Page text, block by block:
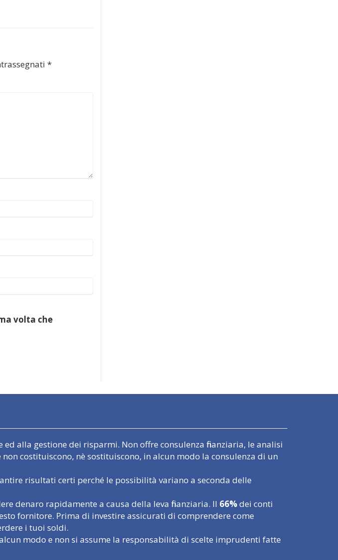
*
volta che
alla gestione dei risparmi. Non offre consulenza finanziaria, le analisi
costituiscono, nè sostituiscono, in alcun modo la consulenza di un
risultati certi perché le possibilità variano a seconda delle
denaro rapidamente a causa della leva finanziaria. Il 66%dei conti
fornitore. Prima di investire assicurati di comprendere come
i tuoi soldi.
modo e non si assume la responsabilità di scelte imprudenti fatte